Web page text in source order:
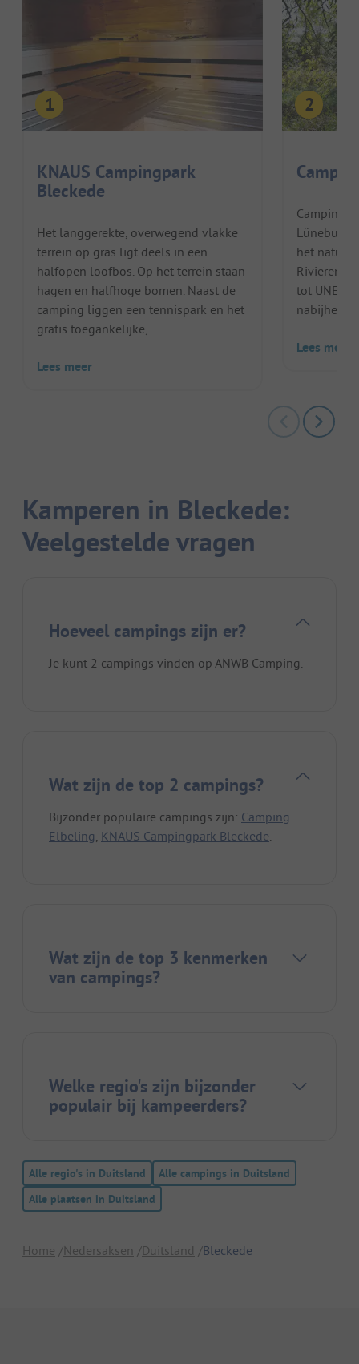
KNAUS Campingpark
Bleckede
Het langgerekte, overwegend vlakke
terrein op gras ligt deels in een
halfopen loofbos. Op het terrein staan
hagen en halfhoge bomen. Naast de
camping liggen een tennispark en het
gratis toegankelijke,...
Lees meer
Camping
het
tot
nabijheid
Lees meer
Kamperen in Bleckede:
Veelgestelde vragen
Hoeveel campings zijn er?
Je kunt 2 campings vinden op ANWB Camping.
Wat zijn de top 2 campings?
Bijzonder populaire campings zijn: Camping
Elbeling KNAUS Campingpark Bleckede
Wat zijn de top 3 kenmerken
van campings?
Welke regio's zijn bijzonder
populair bij kampeerders?
Alle regio's in Duitsland
Alle campings in Duitsland
Alle plaatsen in Duitsland
Home Nedersaksen Duitsland Bleckede